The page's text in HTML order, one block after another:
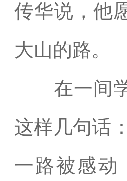
传华说，他
大山的路。
在一间学
这样几句话
一路被感动